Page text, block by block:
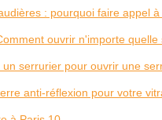
: pourquoi faire appel
ouvrir n'importe quelle
serrurier pour ouvrir une
anti-réflexion pour votre